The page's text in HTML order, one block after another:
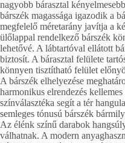
nagyobb bárasztal
bárszék magassága igazodik a
megfelelő méretarány javítja a
ülőlappal rendelkező bárszék
lehetővé. A lábtartóval ellátott
biztosít. A bárasztal felülete
könnyen tisztítható felület
A bárszék elhelyezése
harmonikus elrendezés
színválasztéka segít a tér
semleges tónusú bárszék
Az élénk színű darabok
válhatnak. A modern